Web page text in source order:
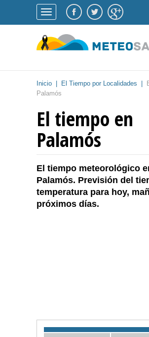
Inicio El Tiempo por Localidades
Palamós
El tiempo en
Palamós
El tiempo meteorológico
Palamós. Previsión del
temperatura para hoy,
próximos días.